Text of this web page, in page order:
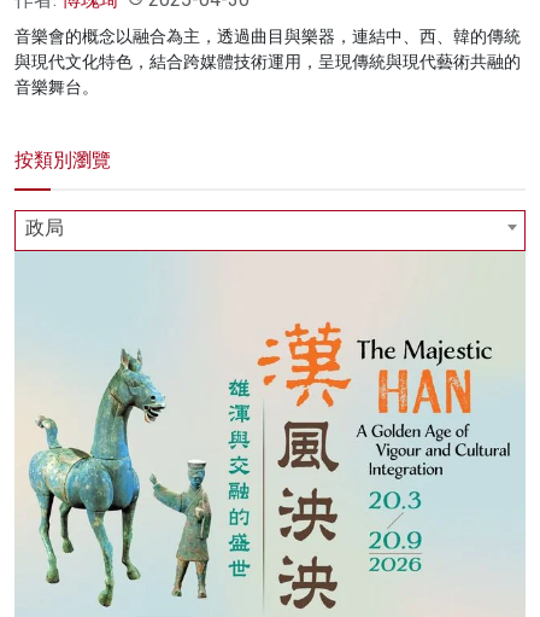
音樂會的概念以融合為主，透過曲目與樂器，連結中、西、韓的傳統
與現代文化特色，結合跨媒體技術運用，呈現傳統與現代藝術共融的
音樂舞台。
按類別瀏覽
政局